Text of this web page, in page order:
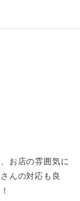
お店の雰囲気に
んの対応も良